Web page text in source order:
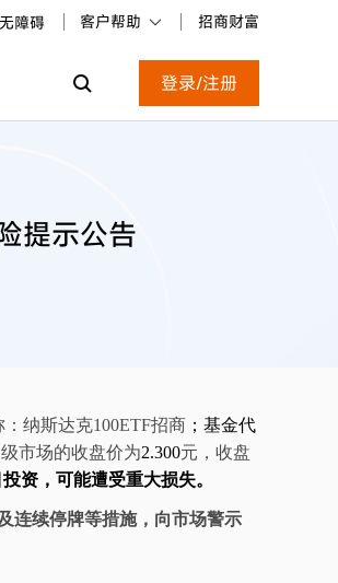
无障碍 客户帮助 招商财富
登录/注册
提示公告
：纳斯达克100ETF招商 ；基金代
级市场的收盘价为2.300元，收盘
资，可能遭受重大损失。
连续停牌等措施，向市场警示